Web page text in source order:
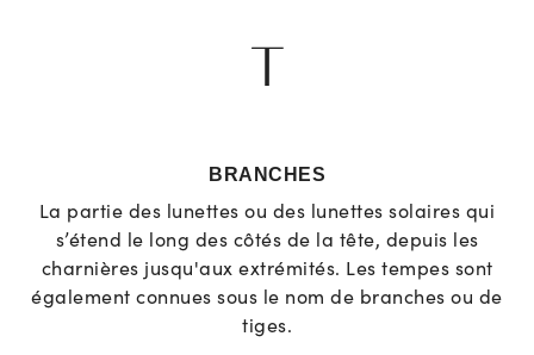
T
BRANCHES
La partie des lunettes ou des lunettes solaires qui
s’étend le long des côtés de la tête, depuis les
charnières jusqu'aux extrémités. Les tempes sont
également connues sous le nom de branches ou de
tiges.